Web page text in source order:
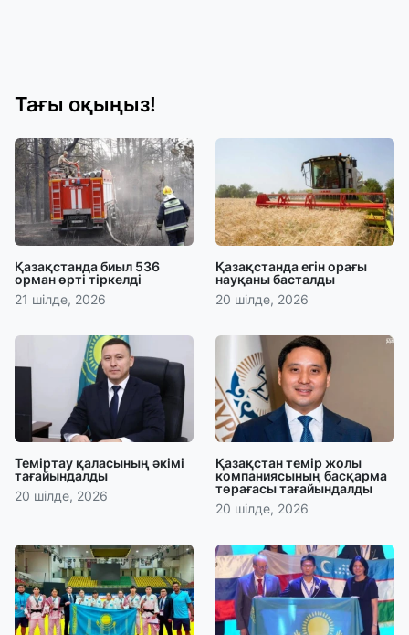
Тағы оқыңыз!
Қазақстанда биыл 536
орман өрті тіркелді
21 шілде, 2026
Қазақстанда егін орағы
науқаны басталды
20 шілде, 2026
Теміртау қаласының әкімі
тағайындалды
20 шілде, 2026
Қазақстан темір жолы
компаниясының басқарма
төрағасы тағайындалды
20 шілде, 2026